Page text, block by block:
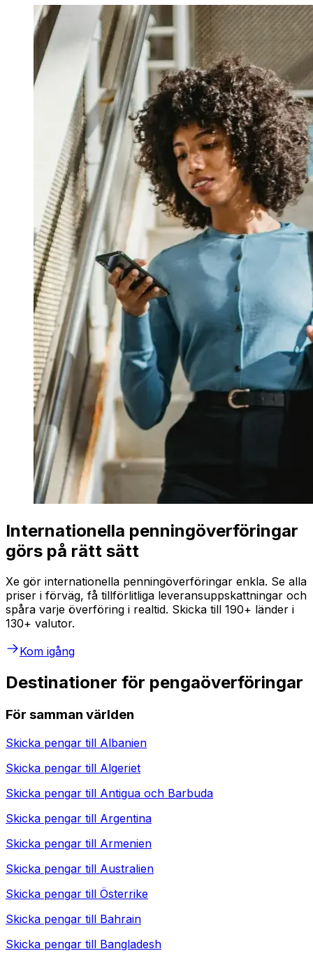
Internationella penningöverföringar
görs på rätt sätt
Xe gör internationella penningöverföringar enkla. Se alla
priser i förväg, få tillförlitliga leveransuppskattningar och
spåra varje överföring i realtid. Skicka till 190+ länder i
130+ valutor.
Kom igång
Destinationer för pengaöverföringar
För samman världen
Skicka pengar till Albanien
Skicka pengar till Algeriet
Skicka pengar till Antigua och Barbuda
Skicka pengar till Argentina
Skicka pengar till Armenien
Skicka pengar till Australien
Skicka pengar till Österrike
Skicka pengar till Bahrain
Skicka pengar till Bangladesh